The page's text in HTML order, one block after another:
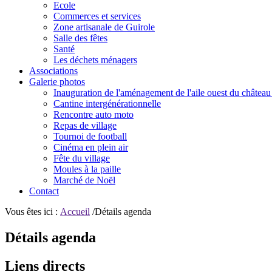
Ecole
Commerces et services
Zone artisanale de Guirole
Salle des fêtes
Santé
Les déchets ménagers
Associations
Galerie photos
Inauguration de l'aménagement de l'aile ouest du
Cantine intergénérationnelle
Rencontre auto moto
Repas de village
Tournoi de football
Cinéma en plein air
Fête du village
Moules à la paille
Marché de Noël
Contact
Vous êtes ici : Accueil /Détails agenda
Détails agenda
Liens directs